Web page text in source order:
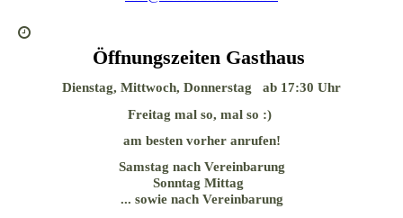
Öffnungszeiten Gasthaus
Dienstag, Mittwoch, Donnerstag ab 17:30 Uhr
Freitag mal so, mal so :)
am besten vorher anrufen!
Samstag nach Vereinbarung
Sonntag Mittag
... sowie nach Vereinbarung